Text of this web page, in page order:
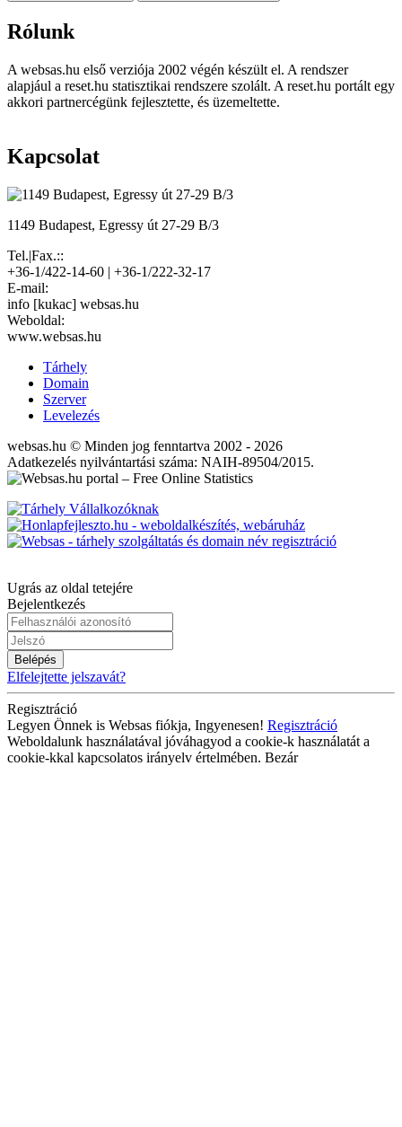
Rólunk
A websas.hu első verziója 2002 végén készült el. A rendszer
alapjául a reset.hu statisztikai rendszere szolált. A reset.hu portált egy
akkori partnercégünk fejlesztette, és üzemeltette.
Kapcsolat
1149 Budapest, Egressy út 27-29 B/3
Tel.|Fax.::
+36-1/422-14-60 | +36-1/222-32-17
E-mail:
info [kukac] websas.hu
Weboldal:
www.websas.hu
Tárhely
Domain
Szerver
Levelezés
websas.hu © Minden jog fenntartva 2002 - 2026
Adatkezelés nyilvántartási száma: NAIH-89504/2015.
Ugrás az oldal tetejére
Bejelentkezés
Belépés
Elfelejtette jelszavát?
Regisztráció
Legyen Önnek is Websas fiókja, Ingyenesen! Regisztráció
Weboldalunk használatával jóváhagyod a cookie-k használatát a
cookie-kkal kapcsolatos irányelv értelmében. Bezár